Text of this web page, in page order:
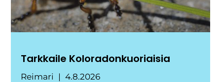
Tarkkaile Koloradonkuoriaisia
Reimari 4.8.2026